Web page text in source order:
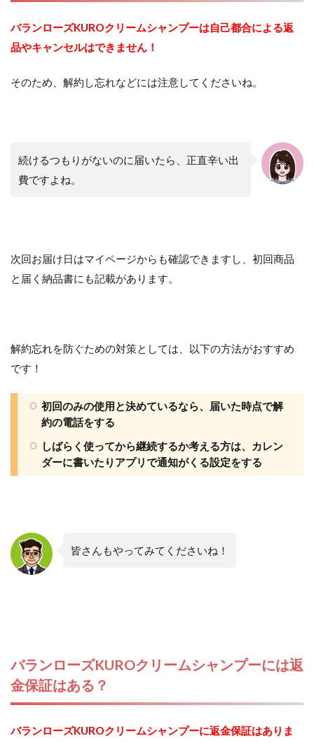
バランローズKUROクリームシャンプーは自己都合による返
品やキャンセルはできません！
そのため、解約し忘れなどには注意してくださいね。
続けるつもりがないのに届いたら、正直辛い出
費ですよね。
次回お届け日はマイページからも確認できますし、初回商品
と届く納品書にも記載があります。
解約忘れを防ぐための対策としては、以下の方法がおすすめ
です！
初回のみの使用と決めているなら、届いた時点で解
約の電話をする
しばらく使ってから継続するか考える方は、カレン
ダーに書いたりアプリで通知がくる設定をする
皆さんもやってみてくださいね！
バランローズKUROクリームシャンプーには返
金保証はある？
バランローズKUROクリームシャンプーに返金保証はありま